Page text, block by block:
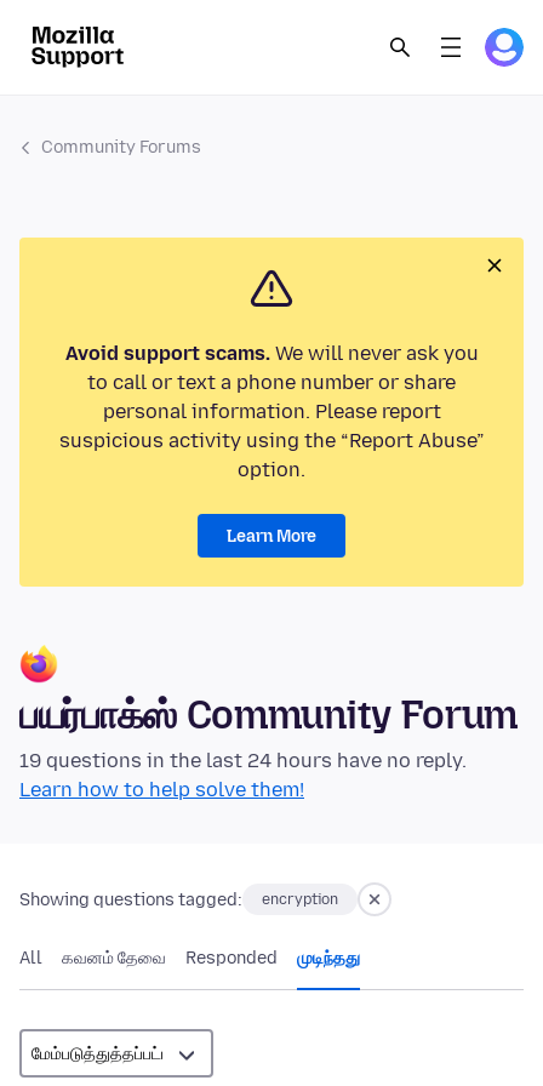
Community Forums
Avoid support scams.We will never ask you
to call or text a phone number or share
personal information. Please report
suspicious activity using the “Report Abuse”
option.
Learn More
பயர்பாக்ஸ் Community Forum
19 questions in the last 24 hours have no reply.
Learn how to help solve them!
Showing questions tagged: encryption
All கவனம் தேவை Responded முடிந்தது